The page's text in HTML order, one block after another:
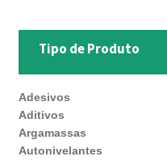
Tipo de Produto
Adesivos
Aditivos
Argamassas
Autonivelantes